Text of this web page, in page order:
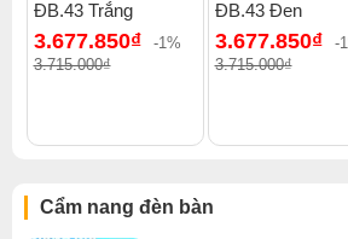
Xem thêm:Đèn bàn đèn bàn trang trí,
Đèn bàn phòng ngủ
Đèn bàn đèn bàn
ĐB.43 Trắng
3.677.850₫
-1%
3.715.000₫
ĐB.43 Đen
3.677.850₫
-
3.715.000₫
Cẩm nang đèn bàn